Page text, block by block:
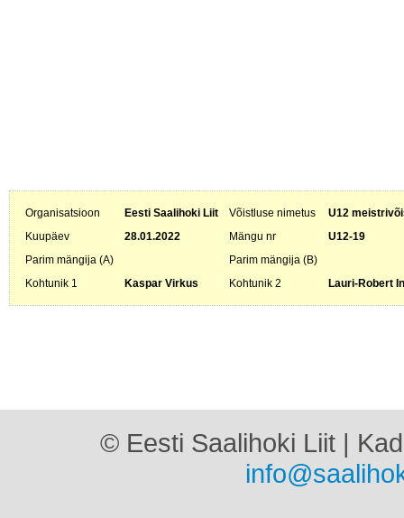
Organisatsioon Eesti Saalihoki Liit Võistluse nimetus
U12
Kuupäev
28.01.2022 Mängu nr
U12-19
Parim mängija (A)
Parim mängija (B)
Kohtunik 1
Kaspar Virkus Kohtunik 2 Lauri-Robert
© Eesti Saalihoki Liit |